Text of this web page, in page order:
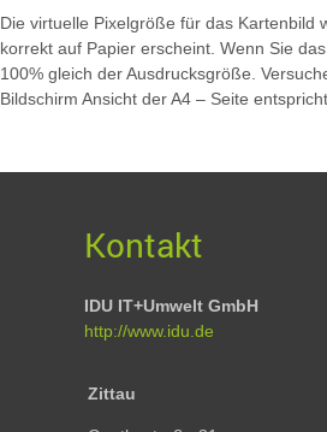
Die virtuelle Pixelgröße für das Kartenbild
korrekt auf Papier erscheint. Wenn Sie
100% gleich der Ausdrucksgröße.
Bildschirm Ansicht der A4 – Seite entspricht.
Kontakt
IDU IT+Umwelt GmbH
http://www.idu.de
Zittau